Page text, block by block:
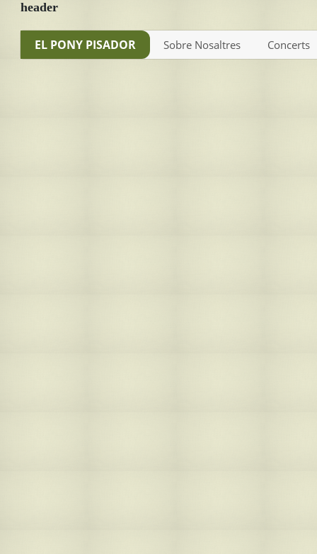
header
EL PONY PISADOR Sobre Nosaltres Concerts